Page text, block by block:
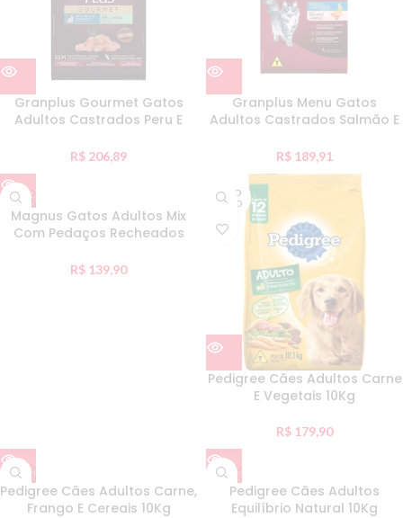
Granplus Gourmet Gatos
Adultos Castrados Peru E
R$ 206,89
Granplus Menu Gatos
Adultos Castrados Salmão E
R$ 189,91
ESGO
TADO
Magnus Gatos Adultos Mix
Com Pedaços Recheados
R$ 139,90
ESGO
TADO
Pedigree Cães Adultos Carne
E Vegetais 10Kg
R$ 179,90
ESGO
TADO
Pedigree Cães Adultos Carne,
Frango E Cereais 10Kg
ESGO
TADO
Pedigree Cães Adultos
Equilíbrio Natural 10Kg